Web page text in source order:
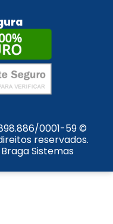
0001-59©
reservados.
Sistemas